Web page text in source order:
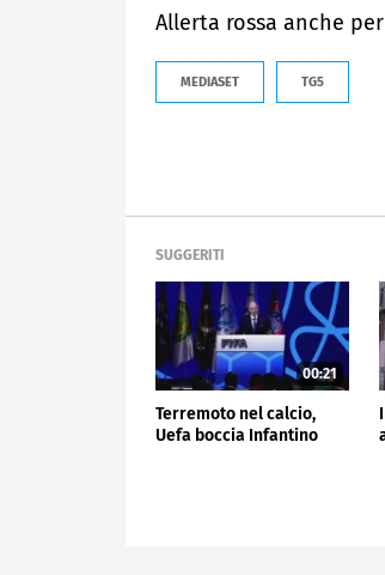
Allerta rossa anche
MEDIASET TG5
SUGGERITI
00:21
Terremoto nel calcio,
Uefa boccia Infantino